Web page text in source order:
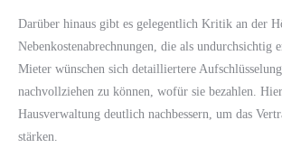
Darüber hinaus gibt es gelegentlich Kritik an der
Nebenkostenabrechnungen, die als undurchsichtig
Mieter wünschen sich detailliertere
nachvollziehen zu können, wofür sie bezahlen.
Hausverwaltung deutlich nachbessern, um das
stärken.